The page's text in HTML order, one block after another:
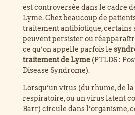
est controversée dans le cadre
Lyme. Chez beaucoup de
traitement antibiotique, certains
peuvent persister ou
ce qu’on appelle parfois le
traitement de Lyme(PTLDS :
Disease Syndrome).
Lorsqu’un virus (du rhume, de
respiratoire, ou un virus latent
Barr) circule dans l’organisme,